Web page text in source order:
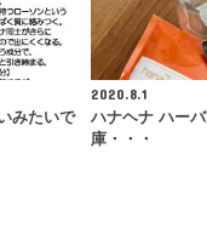
みたいで
2020.8.1
ハナヘナ ハー
庫・・・